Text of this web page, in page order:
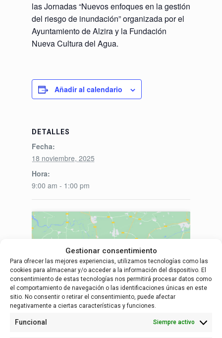
Gestionar consentimiento
Para ofrecer las mejores experiencias, utilizamos tecnologías como las
cookies para almacenar y/o acceder a la información del dispositivo. El
consentimiento de estas tecnologías nos permitirá procesar datos como
el comportamiento de navegación o las identificaciones únicas en este
sitio. No consentir o retirar el consentimiento, puede afectar
negativamente a ciertas características y funciones.
Funcional Siempre activo
las Jornadas “Nuevos enfoques en la gestión
del riesgo de inundación” organizada por el
Ayuntamiento de Alzira y la Fundación
Nueva Cultura del Agua.
Añadir al calendario
DETALLES
Fecha:
18 noviembre, 2025
Hora:
9:00 am - 1:00 pm
Haz clic para aceptar cookies de marketing
y permitir este contenido